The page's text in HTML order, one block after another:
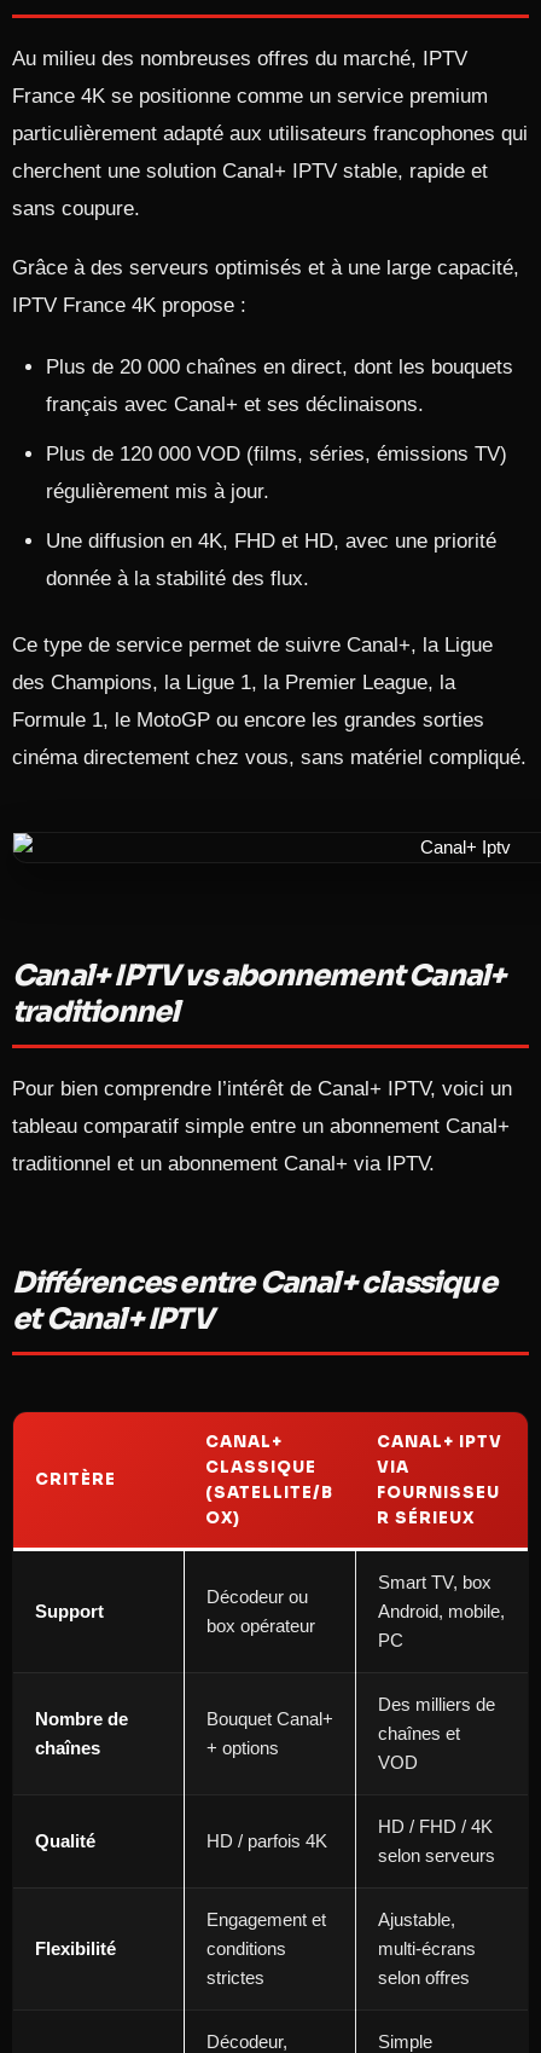
Au milieu des nombreuses offres du marché, IPTV
France 4K se positionne comme un service premium
particulièrement adapté aux utilisateurs francophones qui
cherchent une solution Canal+ IPTV stable, rapide et
sans coupure.​
Grâce à des serveurs optimisés et à une large capacité,
IPTV France 4K propose :
Plus de 20 000 chaînes en direct, dont les bouquets
français avec Canal+ et ses déclinaisons.
Plus de 120 000 VOD (films, séries, émissions TV)
régulièrement mis à jour.
Une diffusion en 4K, FHD et HD, avec une priorité
donnée à la stabilité des flux.​
Ce type de service permet de suivre Canal+, la Ligue
des Champions, la Ligue 1, la Premier League, la
Formule 1, le MotoGP ou encore les grandes sorties
cinéma directement chez vous, sans matériel compliqué.
Canal+ IPTV vs abonnement Canal+
traditionnel
Pour bien comprendre l’intérêt de Canal+ IPTV, voici un
tableau comparatif simple entre un abonnement Canal+
traditionnel et un abonnement Canal+ via IPTV.
Différences entre Canal+ classique
et Canal+ IPTV
CRITÈRE
CANAL+
CLASSIQUE
(SATELLITE/B
OX)
CANAL+ IPTV
VIA
FOURNISSEU
R SÉRIEUX
Support
Décodeur ou
box opérateur
Smart TV, box
Android, mobile,
PC
Nombre de
chaînes
Bouquet Canal+
+ options
Des milliers de
chaînes et
VOD ​
Qualité HD / parfois 4K
HD / FHD / 4K
selon serveurs ​
Flexibilité
Engagement et
conditions
strictes
Ajustable,
multi‑écrans
selon offres ​
Décodeur,
Simple